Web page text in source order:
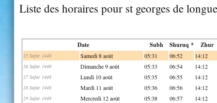
Liste des horaires pour st georges de
Date Subh Shuruq * Zhur
25 Safar 1448 Samedi 8 août 05:31 06:52 14:12
26 Safar 1448 Dimanche 9 août 05:33 06:54 14:12
27 Safar 1448 Lundi 10 août 05:35 06:55 14:12
28 Safar 1448 Mardi 11 août 05:36 06:56 14:12
29 Safar 1448 Mercredi 12 août 05:38 06:57 14:12